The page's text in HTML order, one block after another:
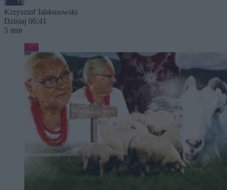
Krzysztof Jabłonowski
Dzisiaj 06:41
5 min
Kraj